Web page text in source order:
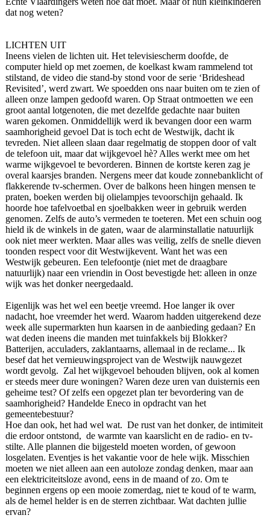
dat nog weten?
LICHTEN UIT
Ineens vielen de lichten uit. Het televisiescherm doofde, de
computer hield op met zoemen, de koelkast kwam rammelend tot
stilstand, de video die stand-by stond voor de serie ‘Brideshead
Revisited’, werd zwart. We spoedden ons naar buiten om te zien of
alleen onze lampen gedoofd waren. Op Straat ontmoetten we een
groot aantal lotgenoten, die met dezelfde gedachte naar buiten
waren gekomen. Onmiddellijk werd ik bevangen door een warm
saamhorigheid gevoel Dat is toch echt de Westwijk, dacht ik
tevreden. Niet alleen slaan daar regelmatig de stoppen door of valt
de telefoon uit, maar dat wijkgevoel hè? Alles werkt mee om het
warme wijkgevoel te bevorderen. Binnen de kortste keren zag je
overal kaarsjes branden. Nergens meer dat koude zonnebanklicht of
flakkerende tv-schermen. Over de balkons heen hingen mensen te
praten, boeken werden bij olielampjes tevoorschijn gehaald. Ik
hoorde hoe tafelvoetbal en sjoelbakken weer in gebruik werden
genomen. Zelfs de auto’s vermeden te toeteren. Met een schuin oog
hield ik de winkels in de gaten, waar de alarminstallatie natuurlijk
ook niet meer werkten. Maar alles was veilig, zelfs de snelle dieven
toonden respect voor dit Westwijkevent. Want het was een
Westwijk gebeuren. Een telefoontje (niet met de draagbare
natuurlijk) naar een vriendin in Oost bevestigde het: alleen in onze
wijk was het donker neergedaald.
Eigenlijk was het wel een beetje vreemd. Hoe langer ik over
nadacht, hoe vreemder het werd. Waarom hadden uitgerekend deze
week alle supermarkten hun kaarsen in de aanbieding gedaan? En
wat deden ineens die manden met tuinfakkels bij Blokker?
Batterijen, acculaders, zaklantaarns, allemaal in de reclame... Ik
besef dat het vernieuwingsproject van de Westwijk nauwgezet
wordt gevolg. Zal het wijkgevoel behouden blijven, ook al komen
er steeds meer dure woningen? Waren deze uren van duisternis een
geheime test? Of zelfs een opgezet plan ter bevordering van de
saamhorigheid? Handelde Eneco in opdracht van het
gemeentebestuur?
Hoe dan ook, het had wel wat. De rust van het donker, de intimiteit
die erdoor ontstond, de warmte van kaarslicht en de radio- en tv-
stilte. Alle plannen die bijgesteld moeten worden, of gewoon
losgelaten. Eventjes is het vakantie voor de hele wijk. Misschien
moeten we niet alleen aan een autoloze zondag denken, maar aan
een elektriciteitsloze avond, eens in de maand of zo. Om te
beginnen ergens op een mooie zomerdag, niet te koud of te warm,
als de hemel helder is en de sterren zichtbaar. Wat dachten jullie
ervan?